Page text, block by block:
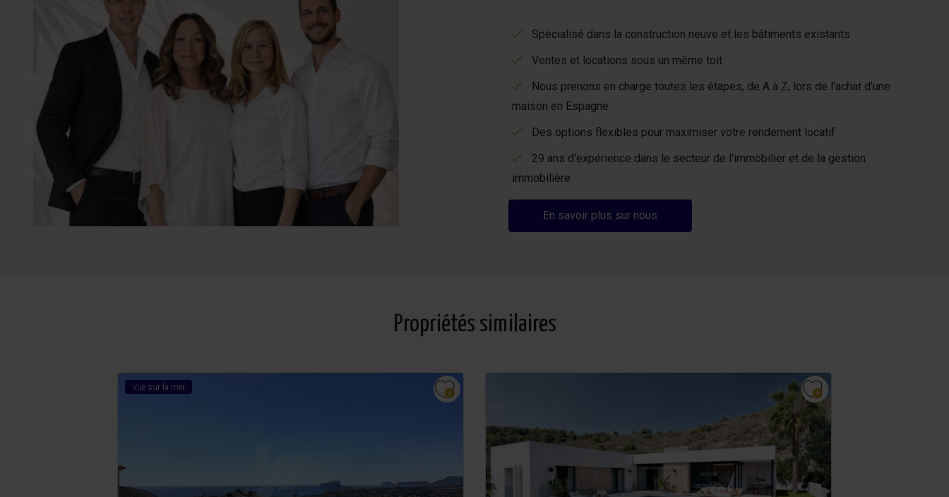
Spécialisé dans la construction neuve et les bâtiments existants
Ventes et locations sous un même toit
Nous prenons en charge toutes les étapes, de A à Z, lors de l'achat d'une
maison en Espagne.
Des options flexibles pour maximiser votre rendement locatif
29 ans d'expérience dans le secteur de l'immobilier et de la gestion
immobilière
En savoir plus sur nous
Propriétés similaires
Vue sur la mer